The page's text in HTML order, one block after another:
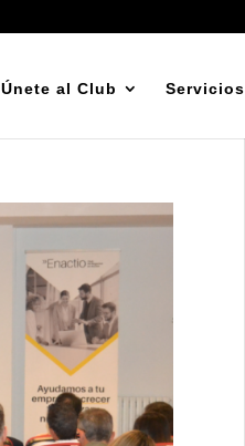
Únete al Club Servicios